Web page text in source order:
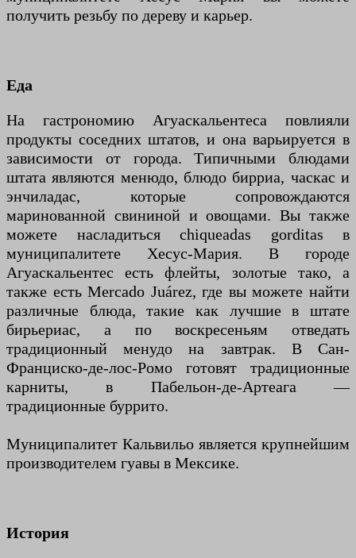
получить резьбу по дереву и карьер.
Еда
На гастрономию Агуаскальентеса повлияли
продукты соседних штатов, и она варьируется в
зависимости от города. Типичными блюдами
штата являются менюдо, блюдо бирриа, часкас и
энчиладас, которые сопровождаются
маринованной свининой и овощами. Вы также
можете насладиться chiqueadas gorditas в
муниципалитете Хесус-Мария. В городе
Агуаскальентес есть флейты, золотые тако, а
также есть Mercado Juárez, где вы можете найти
различные блюда, такие как лучшие в штате
бирьериас, а по воскресеньям отведать
традиционный менудо на завтрак. В Сан-
Франциско-де-лос-Ромо готовят традиционные
карниты, в Пабельон-де-Артеага —
традиционные буррито.
Муниципалитет Кальвильо является крупнейшим
производителем гуавы в Мексике.
История